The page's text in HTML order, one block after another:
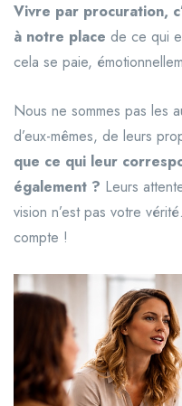
Vivre par procuration,
à notre place de ce qui
cela se paie,
Nous ne sommes pas les
d’eux-mêmes, de leurs
que ce qui leur
également ? Leurs
vision n’est pas votre
compte !